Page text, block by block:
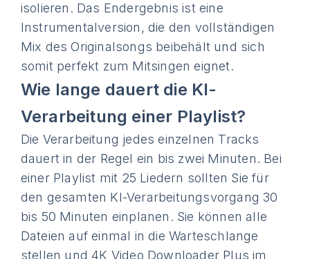
isolieren. Das Endergebnis ist eine
Instrumentalversion, die den vollständigen
Mix des Originalsongs beibehält und sich
somit perfekt zum Mitsingen eignet.
Wie lange dauert die KI-
Verarbeitung einer Playlist?
Die Verarbeitung jedes einzelnen Tracks
dauert in der Regel ein bis zwei Minuten. Bei
einer Playlist mit 25 Liedern sollten Sie für
den gesamten KI-Verarbeitungsvorgang 30
bis 50 Minuten einplanen. Sie können alle
Dateien auf einmal in die Warteschlange
stellen und 4K Video Downloader Plus im